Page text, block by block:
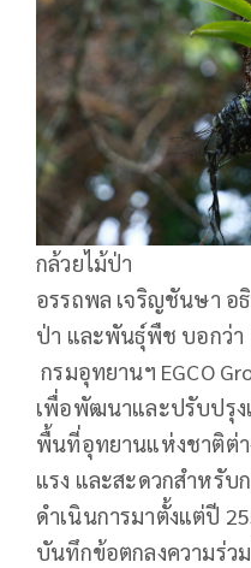
กล้วยไม้ป่า
อรรถพล เจริญชันษา อ
ป่า และพันธุ์พืช บอกว่
กรมอุทยานฯ EGCO
เพื่อพัฒนาและปรับปรุง
พื้นที่อุทยานแห่งชาติต่
แรง และสะดวกสำหรับ
ดำเนินการมาตั้งแต่ปี
บันทึกข้อตกลงความร่ว